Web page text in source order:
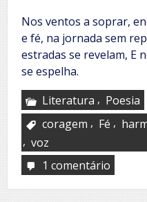
Nos ventos a soprar,
e fé, na jornada sem
estradas se revelam, E
se espelha.
Literatura , Poesia
coragem , Fé ,
, voz
1 comentário
a